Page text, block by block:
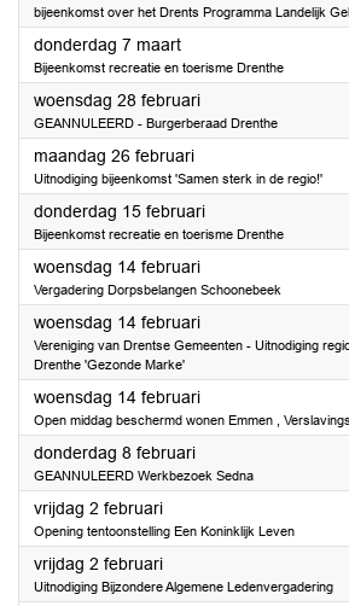
bijeenkomst over het Drents Programma Landelijk
donderdag 7 maart2024
Bijeenkomst recreatie en toerisme Drenthe
woensdag 28 februari2024
GEANNULEERD - Burgerberaad Drenthe
maandag 26 februari2024
Uitnodiging bijeenkomst 'Samen sterk in de regio!'
donderdag 15 februari2024
Bijeenkomst recreatie en toerisme Drenthe
woensdag 14 februari2024
Vergadering Dorpsbelangen Schoonebeek
woensdag 14 februari2024
Vereniging van Drentse Gemeenten - Uitnodiging
Drenthe 'Gezonde Marke'
woensdag 14 februari2024
Open middag beschermd wonen Emmen ,
donderdag 8 februari2024
GEANNULEERD Werkbezoek Sedna
vrijdag 2 februari2024
Opening tentoonstelling Een Koninklijk Leven
vrijdag 2 februari2024
Uitnodiging Bijzondere Algemene Ledenvergadering